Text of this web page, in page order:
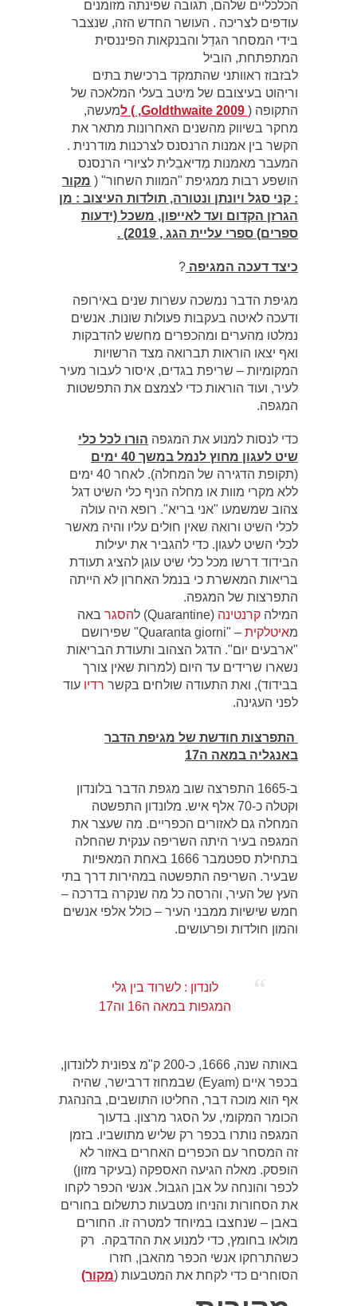
הכלכליים שלהם, תגובה שפינתה מזומנים
עודפים לצריכה . העושר החדש הזה, שנצבר
בידי המסחר הגדֵל והבנקאות הפיננסית
המתפתחת, הוביל
לבזבוז ראוותני שהתמקד ברכישת בתים
וריהוט בעיצובם של מיטב בעלי המלאכה של
מעשה,
מחקר בשיווק מהשנים האחרונות מתאר את
הקשר בין אמנות הרנסנס לצרכנות מודרנית .
המעבר מאמנות מֶדיאבֵלית לציורי הרנסנס
הושפע רבות ממגיפת "המוות השחור" (מקור
: קני סגל ויונתן ונטורה, תולדות העיצוב : מן
הגרזן הקדום ועד לאייפון, משכל (ידעות
ספרים) ספרי עליית הגג , 2019) .
כיצד דעכה המגיפה?
מגיפת הדבר נמשכה עשרות שנים באירופה
ודעכה לאיטה בעקבות פעולות שונות. אנשים
נמלטו מהערים ומהכפרים מחשש להדבקות
ואף יצאו הוראות תברואה מצד הרשויות
המקומיות – שריפת בגדים, איסור לעבור מעיר
לעיר, ועוד הוראות כדי לצמצם את התפשטות
כדי לנסות למנוע את המגפההורו לכל כלי
שיט לעגון מחוץ לנמל במשך 40 ימים
(תקופת הדגירה של המחלה). לאחר 40 ימים
ללא מקרי מוות או מחלה הניף כלי השיט דגל
צהוב שמשמעו "אני בריא". רופא היה עולה
לכלי השיט ורואה שאין חולים עליו והיה מאשר
לכלי השיט לעגון. כדי להגביר את יעילות
הבידוד דרשו מכל כלי שיט עוגן להציג תעודת
בריאות המאשרת כי בנמל האחרון לא הייתה
התפרצות של המגפה.
קרנטינה(Quarantine) ל הסגרבאה
– "Quaranta giorni" שפירושם
"ארבעים יום". הדגל הצהוב ותעודת הבריאות
נשארו שרידים עד היום (למרות שאין צורך
בבידוד), ואת התעודה שולחים בקשררדיו עוד
לפני העגינה.
התפרצות חודשת של מגיפת הדבר
באנגליה במאה ה17
ב-1665 התפרצה שוב מגפת הדבר בלונדון
וקטלה כ-70 אלף איש. מלונדון התפשטה
המחלה גם לאזורים הכפריים. מה שעצר את
המגפה בעיר היתה השריפה ענקית שהחלה
בתחילת ספטמבר 1666 באחת המאפיות
שבעיר. השריפה התפשטה במהירות דרך בתי
העץ של העיר, והרסה כל מה שנקרה בדרכה –
חמש שישיות ממבני העיר – כולל אלפי אנשים
והמון חולדות ופרעושים.
לונדון : לשרוד בין גלי
המגפות במאה ה16 וה17
באותה שנה, 1666, כ-200 ק"מ צפונית ללונדון,
בכפר איים (Eyam) שבמחוז דרבישר, שהיה
אף הוא מוכה דבר, החליטו התושבים, בהנהגת
הכומר המקומי, על הסגר מרצון. בדעוך
המגפה נותרו בכפר רק שליש מתושביו. בזמן
זה המסחר עם הכפרים האחרים באזור לא
הופסק. מאלה הגיעה האספקה (בעיקר מזון)
לכפר והונחה על אבן הגבול. אנשי הכפר לקחו
את הסחורות והניחו מטבעות כתשלום בחורים
באבן – שנחצבו במיוחד למטרה זו. החורים
מולאו בחומץ, כדי למנוע את ההדבקה. רק
כשהתרחקו אנשי הכפר מהאבן, חזרו
הסוחרים כדי לקחת את המטבעות ( מקור)